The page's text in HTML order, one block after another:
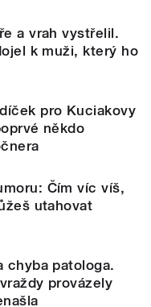
a vrah vystřelil.
k muži, který ho
pro Kuciakovy
někdo
Čím víc víš,
utahovat
chyba patologa.
provázely